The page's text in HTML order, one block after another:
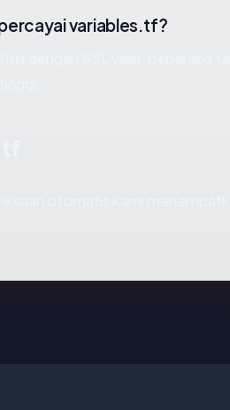
variables.tf?